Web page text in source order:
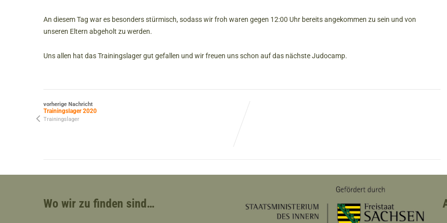
An diesem Tag war es besonders stürmisch, sodass wir froh waren gegen 12:00 Uhr bereits angekommen zu sein und von
unseren Eltern abgeholt zu werden.
Uns allen hat das Trainingslager gut gefallen und wir freuen uns schon auf das nächste Judocamp.
vorherige Nachricht
Trainingslager 2020
Trainingslager
Wo wir zu finden sind…